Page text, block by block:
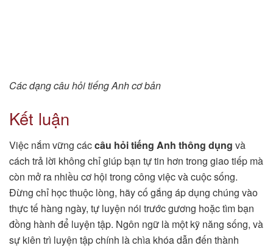
Các dạng câu hỏi tiếng Anh cơ bản
Kết luận
Việc nắm vững cáccâu hỏi tiếng Anh thông dụng và
cách trả lời không chỉ giúp bạn tự tin hơn trong giao tiếp mà
còn mở ra nhiều cơ hội trong công việc và cuộc sống.
Đừng chỉ học thuộc lòng, hãy cố gắng áp dụng chúng vào
thực tế hàng ngày, tự luyện nói trước gương hoặc tìm bạn
đồng hành để luyện tập. Ngôn ngữ là một kỹ năng sống, và
sự kiên trì luyện tập chính là chìa khóa dẫn đến thành